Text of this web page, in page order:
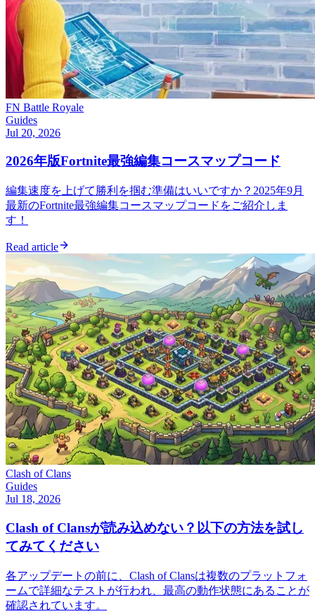
FN Battle Royale
Guides
Jul 20, 2026
2026年版Fortnite最強編集コースマップコード
編集速度を上げて勝利を掴む準備はいいですか？2025年9月
最新のFortnite最強編集コースマップコードをご紹介しま
す！
Read article
Clash of Clans
Guides
Jul 18, 2026
Clash of Clansが読み込めない？以下の方法を試し
てみてください
各アップデートの前に、Clash of Clansは複数のプラットフォ
ームで詳細なテストが行われ、最高の動作状態にあることが
確認されています。